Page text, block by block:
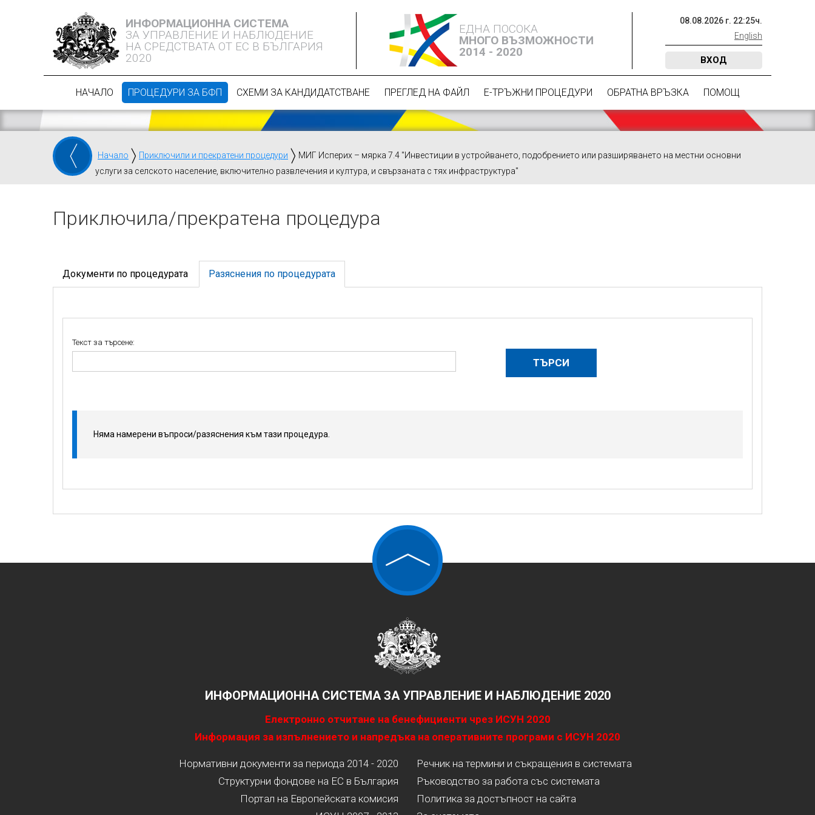
ИНФОРМАЦИОННА СИСТЕМА
ЗА УПРАВЛЕНИЕ И НАБЛЮДЕНИЕ
НА СРЕДСТВАТА ОТ ЕС В БЪЛГАРИЯ
2020
ЕДНА ПОСОКА
МНОГО ВЪЗМОЖНОСТИ
2014 - 2020
08.08.2026 г. 22:25ч.
English
ВХОД
НАЧАЛО ПРОЦЕДУРИ ЗА БФП СХЕМИ ЗА КАНДИДАТСТВАНЕ ПРЕГЛЕД НА ФАЙЛ Е-ТРЪЖНИ ПРОЦЕДУРИ ОБРАТНА ВРЪЗКА ПОМОЩ
Начало Приключили и прекратени процедури
МИГ Исперих – мярка 7.4 "Инвестиции в устройването, подобрението или разширяването на местни основни
услуги за селското население, включително развлечения и култура, и свързаната с тях инфраструктура"
Приключилa/прекратена процедура
Документи по процедурата Разяснения по процедурата
Текст за търсене:
Няма намерени въпроси/разяснения към тази процедура.
ИНФОРМАЦИОННА СИСТЕМА ЗА УПРАВЛЕНИЕ И НАБЛЮДЕНИЕ 2020
Електронно отчитане на бенефициенти чрез ИСУН 2020
Информация за изпълнението и напредъка на оперативните програми с ИСУН 2020
Нормативни документи за периода 2014 - 2020
Структурни фондове на ЕС в България
Портал на Европейската комисия
Речник на термини и съкращения в системата
Ръководство за работа със системата
Политика за достъпност на сайта